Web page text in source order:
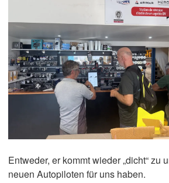
Entweder, er kommt wieder „dicht“
neuen Autopiloten für uns haben.